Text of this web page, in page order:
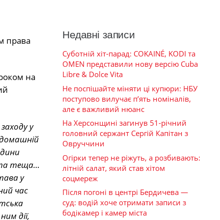
права
на
у
та теща…
у
час
дії,
Недавні записи
Суботній хіт-парад: COKAINÉ, KODI та
OMEN представили нову версію Cuba
Libre & Dolce Vita
Не поспішайте міняти ці купюри: НБУ
поступово вилучає п’ять номіналів,
але є важливий нюанс
На Херсонщині загинув 51-річний
головний сержант Сергій Капітан з
Овруччини
Огірки тепер не ріжуть, а розбивають:
літній салат, який став хітом
соцмереж
Після погоні в центрі Бердичева —
суд: водій хоче отримати записи з
бодікамер і камер міста